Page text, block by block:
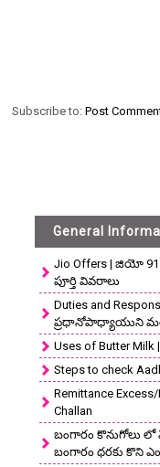
Subscribe to:Post
General
Jio Offers | జియో
పూర్తి వివరాలు
Duties and
ప్రధానోపాధ్యాయుని
Uses of Butter
Steps to check
Remittance Excess/
Challan
బంగారం కొనుగోలు
బంగారం ధరకు కొని